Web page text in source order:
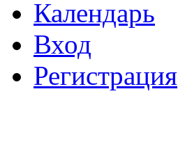
Календарь
Вход
Регистрация